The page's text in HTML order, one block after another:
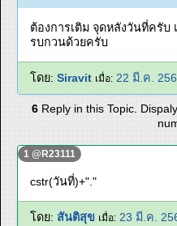
ต้องการเติม จุดหลังวันที่ครับ
รบกวนด้วยครับ
โดย: Siravit เมื่อ: 22 มี.ค.
6Reply in this Topic. Dispaly
1 @R23111
cstr(วันที่)+"."
โดย: สันติสุข เมื่อ: 23 มี.ค.